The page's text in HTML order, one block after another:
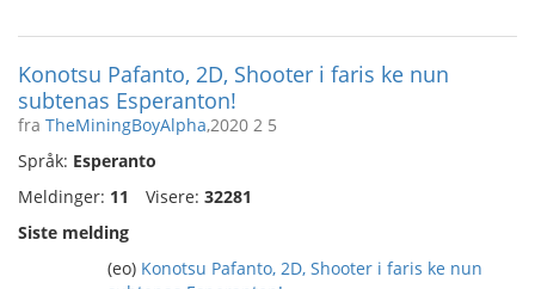
Konotsu Pafanto, 2D, Shooter i faris ke nun
subtenas Esperanton!
fra TheMiningBoyAlpha,2020 2 5
Språk: Esperanto
Meldinger: 11 Visere: 32281
Siste melding
(eo) Konotsu Pafanto, 2D, Shooter i faris ke nun